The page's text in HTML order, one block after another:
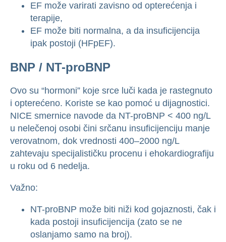
EF može varirati zavisno od opterećenja i
terapije,
EF može biti normalna, a da insuficijencija
ipak postoji (HFpEF).
BNP / NT-proBNP
Ovo su “hormoni” koje srce luči kada je rastegnuto
i opterećeno. Koriste se kao pomoć u dijagnostici.
NICE smernice navode da NT-proBNP < 400 ng/L
u nelečenoj osobi čini srčanu insuficijenciju manje
verovatnom, dok vrednosti 400–2000 ng/L
zahtevaju specijalističku procenu i ehokardiografiju
u roku od 6 nedelja.
Važno:
NT-proBNP može biti niži kod gojaznosti, čak i
kada postoji insuficijencija (zato se ne
oslanjamo samo na broj).